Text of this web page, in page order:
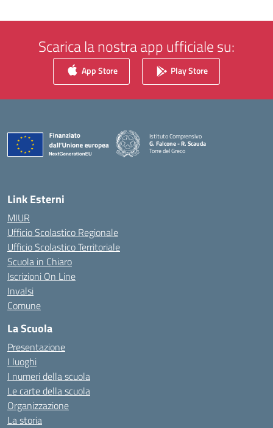
Scarica la nostra app ufficiale su:
App Store Play Store
Istituto Comprensivo
G. Falcone - R. Scauda
Torre del Greco
Link Esterni
MIUR
Ufficio Scolastico Regionale
Ufficio Scolastico Territoriale
Scuola in Chiaro
Iscrizioni On Line
Invalsi
Comune
La Scuola
Presentazione
I luoghi
I numeri della scuola
Le carte della scuola
Organizzazione
La storia